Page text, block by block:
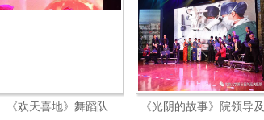
《欢天喜地》舞蹈队
《光阴的故事》院领导及